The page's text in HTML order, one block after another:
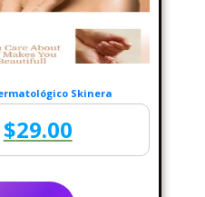
Skinera
El
precio
$29.00El
precio